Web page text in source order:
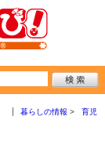
暮らしの情報 育児